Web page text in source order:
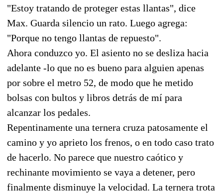
"Estoy tratando de proteger estas llantas", dice
Max. Guarda silencio un rato. Luego agrega:
"Porque no tengo llantas de repuesto".
Ahora conduzco yo. El asiento no se desliza hacia
adelante -lo que no es bueno para alguien apenas
por sobre el metro 52, de modo que he metido
bolsas con bultos y libros detrás de mí para
alcanzar los pedales.
Repentinamente una ternera cruza patosamente el
camino y yo aprieto los frenos, o en todo caso trato
de hacerlo. No parece que nuestro caótico y
rechinante movimiento se vaya a detener, pero
finalmente disminuye la velocidad. La ternera trota